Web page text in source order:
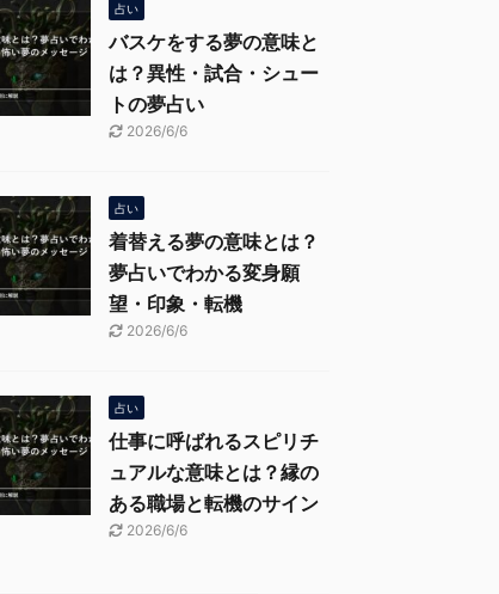
占い
バスケをする夢の意味と
は？異性・試合・シュー
トの夢占い
2026/6/6
占い
着替える夢の意味とは？
夢占いでわかる変身願
望・印象・転機
2026/6/6
占い
仕事に呼ばれるスピリチ
ュアルな意味とは？縁の
ある職場と転機のサイン
2026/6/6